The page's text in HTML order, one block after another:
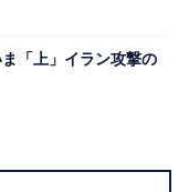
「上」イラン攻撃の